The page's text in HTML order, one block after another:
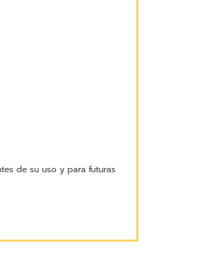
de su uso y para futuras